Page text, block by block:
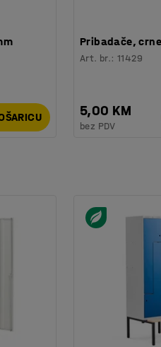
Pribadače,
Art. br.:11429
5,00 KM
bez PDV